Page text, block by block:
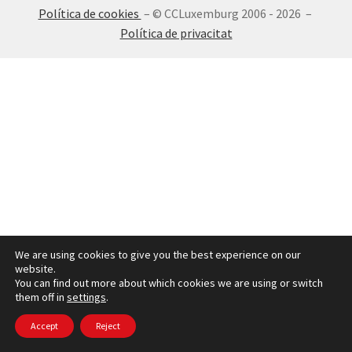
Política de cookies – © CCLuxemburg 2006 - 2026 –
Política de privacitat
We are using cookies to give you the best experience on our
website.
You can find out more about which cookies we are using or switch
them off in settings.
Accept Reject